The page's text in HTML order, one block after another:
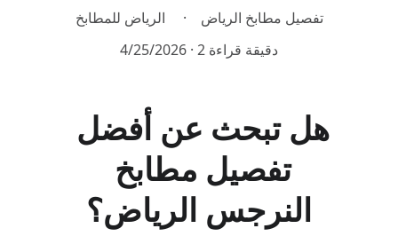
تفصيل مطابخ الرياض
الرياض للمطابخ
4/25/2026
2 دقيقة قراءة
هل تبحث عن أفضل
تفصيل مطابخ
النرجس الرياض؟